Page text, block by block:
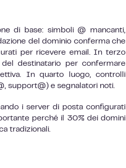
di base: simboli @ mancanti,
del dominio conferma che
per ricevere email. In terzo
destinatario per confermare
In quarto luogo, controlli
support@) e segnalatori noti.
i server di posta configurati
perché il 30% dei domini
tradizionali.